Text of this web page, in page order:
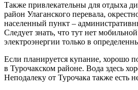
Также привлекательны для отдыха
район Улаганского перевала,
населенный пункт –
Следует знать, что тут нет
электроэнергии только в
Если планируется купание, хорошо
в Турочакском районе. Вода здесь
Неподалеку от Турочака также есть